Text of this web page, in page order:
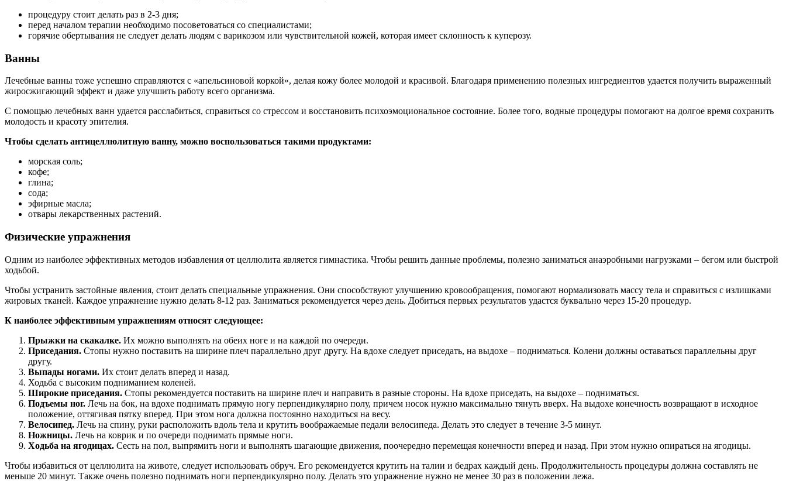
процедуру стоит делать раз в 2-3 дня;
перед началом терапии необходимо посоветоваться со специалистами;
горячие обертывания не следует делать людям с варикозом или чувствительной кожей, которая имеет склонность к куперозу.
Ванны
Лечебные ванны тоже успешно справляются с «апельсиновой коркой», делая кожу более молодой и красивой. Благодаря применению полезных ингредиентов удается получить выраженный
жиросжигающий эффект и даже улучшить работу всего организма.
С помощью лечебных ванн удается расслабиться, справиться со стрессом и восстановить психоэмоциональное состояние. Более того, водные процедуры помогают на долгое время сохранить
молодость и красоту эпителия.
Чтобы сделать антицеллюлитную ванну, можно воспользоваться такими продуктами:
морская соль;
кофе;
глина;
сода;
эфирные масла;
отвары лекарственных растений.
Физические упражнения
Одним из наиболее эффективных методов избавления от целлюлита является гимнастика. Чтобы решить данные проблемы, полезно заниматься анаэробными нагрузками – бегом или быстрой
ходьбой.
Чтобы устранить застойные явления, стоит делать специальные упражнения. Они способствуют улучшению кровообращения, помогают нормализовать массу тела и справиться с излишками
жировых тканей. Каждое упражнение нужно делать 8-12 раз. Заниматься рекомендуется через день. Добиться первых результатов удастся буквально через 15-20 процедур.
К наиболее эффективным упражнениям относят следующее:
Прыжки на скакалке. Их можно выполнять на обеих ноге и на каждой по очереди.
Приседания. Стопы нужно поставить на ширине плеч параллельно друг другу. На вдохе следует приседать, на выдохе – подниматься. Колени должны оставаться параллельны друг
другу.
Выпады ногами. Их стоит делать вперед и назад.
Ходьба с высоким подниманием коленей.
Широкие приседания. Стопы рекомендуется поставить на ширине плеч и направить в разные стороны. На вдохе приседать, на выдохе – подниматься.
Подъемы ног. Лечь на бок, на вдохе поднимать прямую ногу перпендикулярно полу, причем носок нужно максимально тянуть вверх. На выдохе конечность возвращают в исходное
положение, оттягивая пятку вперед. При этом нога должна постоянно находиться на весу.
Велосипед. Лечь на спину, руки расположить вдоль тела и крутить воображаемые педали велосипеда. Делать это следует в течение 3-5 минут.
Ножницы. Лечь на коврик и по очереди поднимать прямые ноги.
Ходьба на ягодицах. Сесть на пол, выпрямить ноги и выполнять шагающие движения, поочередно перемещая конечности вперед и назад. При этом нужно опираться на ягодицы.
Чтобы избавиться от целлюлита на животе, следует использовать обруч. Его рекомендуется крутить на талии и бедрах каждый день. Продолжительность процедуры должна составлять не
меньше 20 минут. Также очень полезно поднимать ноги перпендикулярно полу. Делать это упражнение нужно не менее 30 раз в положении лежа.